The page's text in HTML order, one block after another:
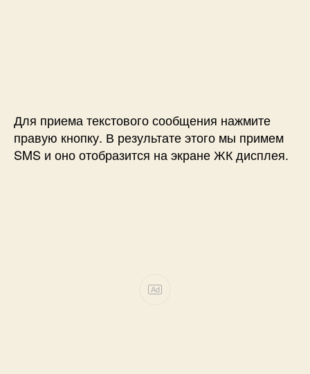
Для приема текстового сообщения нажмите
правую кнопку. В результате этого мы примем
SMS и оно отобразится на экране ЖК дисплея.
Ad